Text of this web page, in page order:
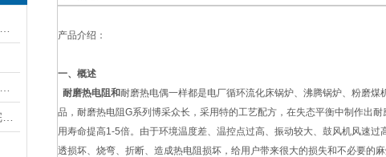
产品介绍：
一、概述
耐磨热电阻和耐磨热电偶一样都是电厂循环流化床锅炉、沸腾锅炉、粉磨
品，耐磨热电阻G系列博采众长，采用特的工艺配方，在失态平衡中制作出
用寿命提高1-5倍。由于环境温度差、温控点过高、振动较大、鼓风机风速
透损坏、烧弯、折断、造成热电阻损坏，给用户带来很大的损失和不必要的